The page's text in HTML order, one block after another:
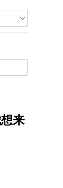
来